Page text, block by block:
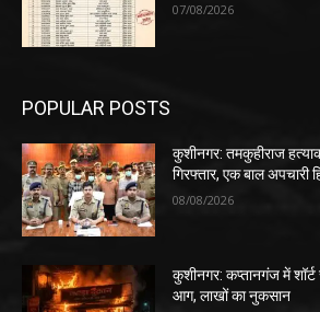
07/08/2026
POPULAR POSTS
कुशीनगर: तमकुहीराज
गिरफ्तार, एक बाल अपचारी
08/08/2026
कुशीनगर: कप्तानगंज में
आग, लाखों का नुकसान